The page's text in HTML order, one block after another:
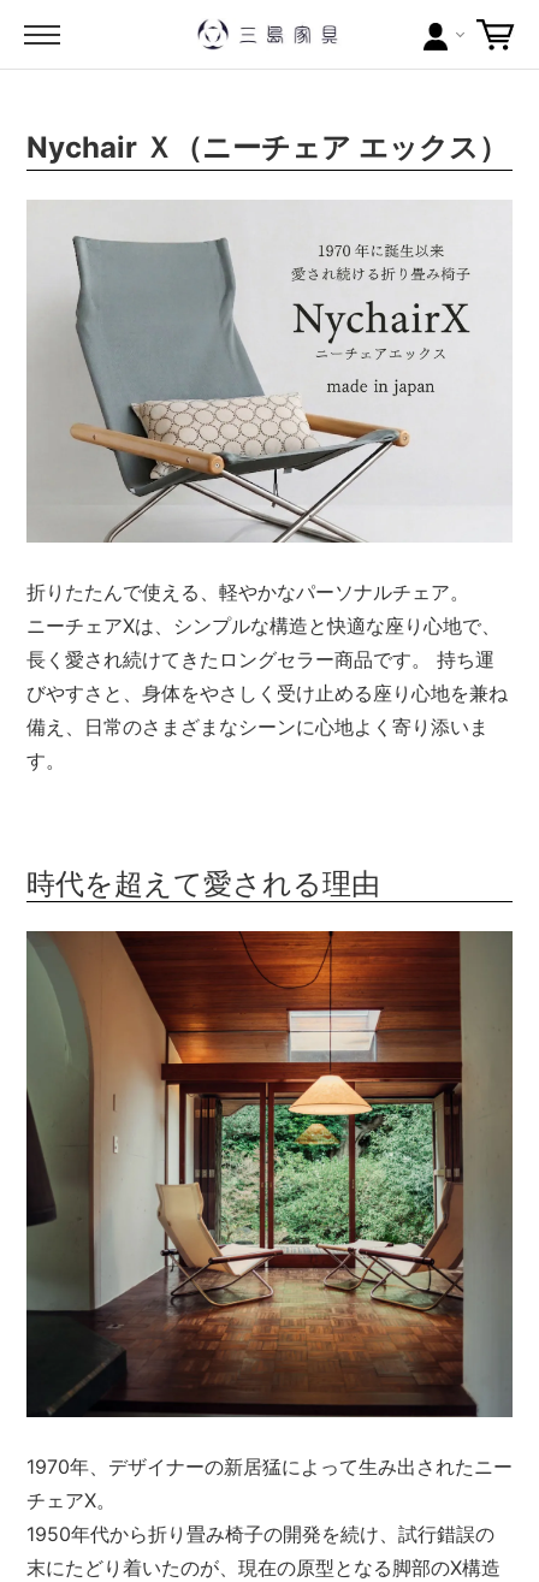
ブランドから探す
当店について
お買い物ガイド
ポイントについて
配送料について
ラッピングについて
Instagram
Nychair Ｘ（ニーチェア エックス）
折りたたんで使える、軽やかなパーソナルチェア。
ニーチェアXは、シンプルな構造と快適な座り心地で、
長く愛され続けてきたロングセラー商品です。 持ち運
びやすさと、身体をやさしく受け止める座り心地を兼ね
備え、日常のさまざまなシーンに心地よく寄り添いま
す。
時代を超えて愛される理由
1970年、デザイナーの新居猛によって生み出されたニー
チェアX。
1950年代から折り畳み椅子の開発を続け、試行錯誤の
末にたどり着いたのが、現在の原型となる脚部のX構造